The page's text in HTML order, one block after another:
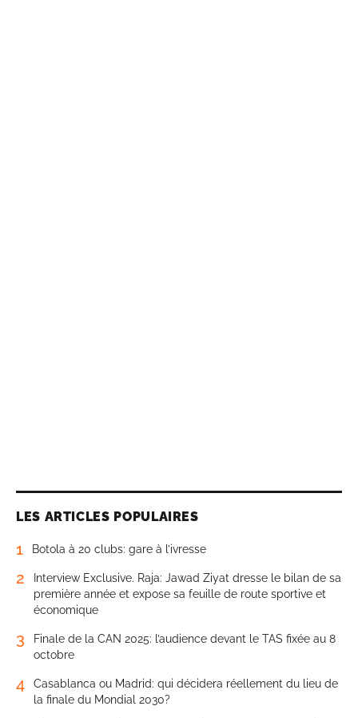
LES ARTICLES POPULAIRES
1 Botola à 20 clubs: gare à l’ivresse
2
Interview Exclusive. Raja: Jawad Ziyat dresse le bilan de sa
première année et expose sa feuille de route sportive et
économique
3
Finale de la CAN 2025: l’audience devant le TAS fixée au 8
octobre
4
Casablanca ou Madrid: qui décidera réellement du lieu de
la finale du Mondial 2030?